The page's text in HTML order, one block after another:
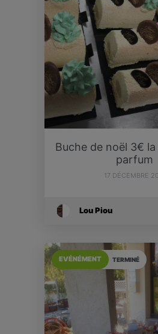
Buche de noël 3€
parfum
17 DÉCEMBRE
Lou Piou
TERMINÉ
EVÉNÉMENT